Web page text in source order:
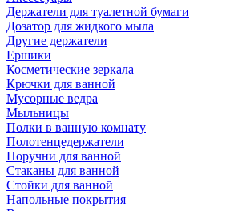
Держатели для туалетной бумаги
Дозатор для жидкого мыла
Другие держатели
Ершики
Косметические зеркала
Крючки для ванной
Мусорные ведра
Мыльницы
Полки в ванную комнату
Полотенцедержатели
Поручни для ванной
Стаканы для ванной
Стойки для ванной
Напольные покрытия